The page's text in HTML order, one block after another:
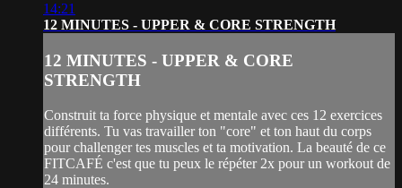
14:21
12 MINUTES - UPPER & CORE STRENGTH
12 MINUTES - UPPER & CORE
STRENGTH
Construit ta force physique et mentale avec ces 12 exercices
différents. Tu vas travailler ton "core" et ton haut du corps
pour challenger tes muscles et ta motivation. La beauté de ce
FITCAFÉ c'est que tu peux le répéter 2x pour un workout de
24 minutes.